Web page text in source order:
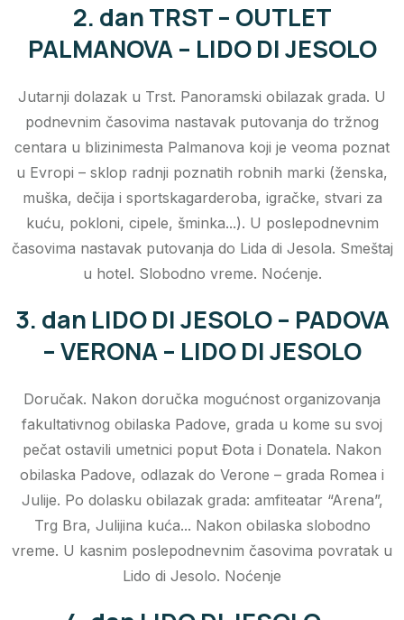
2. dan TRST – OUTLET
PALMANOVA – LIDO DI JESOLO
Jutarnji dolazak u Trst. Panoramski obilazak grada. U
podnevnim časovima nastavak putovanja do tržnog
centara u blizinimesta Palmanova koji je veoma poznat
u Evropi – sklop radnji poznatih robnih marki (ženska,
muška, dečija i sportskagarderoba, igračke, stvari za
kuću, pokloni, cipele, šminka...). U poslepodnevnim
časovima nastavak putovanja do Lida di Jesola. Smeštaj
u hotel. Slobodno vreme. Noćenje.
3. dan LIDO DI JESOLO – PADOVA
– VERONA – LIDO DI JESOLO
Doručak. Nakon doručka mogućnost organizovanja
fakultativnog obilaska Padove, grada u kome su svoj
pečat ostavili umetnici poput Đota i Donatela. Nakon
obilaska Padove, odlazak do Verone – grada Romea i
Julije. Po dolasku obilazak grada: amfiteatar “Arena”,
Trg Bra, Julijina kuća... Nakon obilaska slobodno
vreme. U kasnim poslepodnevnim časovima povratak u
Lido di Jesolo. Noćenje